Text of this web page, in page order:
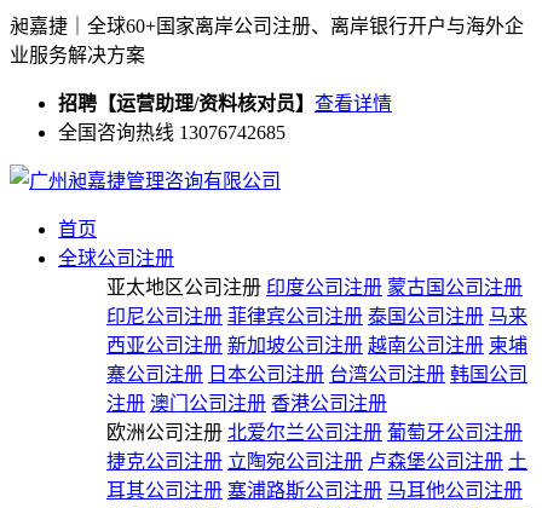
昶嘉捷｜全球60+国家离岸公司注册、离岸银行开户与海外企
业服务解决方案
招聘【运营助理/资料核对员】 查看详情
全国咨询热线 13076742685
首页
全球公司注册
亚太地区公司注册 印度公司注册 蒙古国公司注册
印尼公司注册 菲律宾公司注册 泰国公司注册 马来
西亚公司注册 新加坡公司注册 越南公司注册 柬埔
寨公司注册 日本公司注册 台湾公司注册 韩国公司
注册 澳门公司注册 香港公司注册
欧洲公司注册 北爱尔兰公司注册 葡萄牙公司注册
捷克公司注册 立陶宛公司注册 卢森堡公司注册 土
耳其公司注册 塞浦路斯公司注册 马耳他公司注册